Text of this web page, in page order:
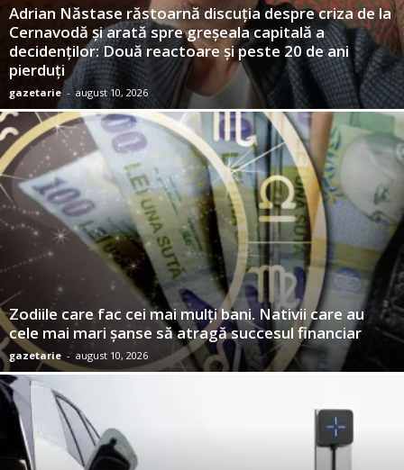
Adrian Năstase răstoarnă discuția despre criza de la
Cernavodă și arată spre greșeala capitală a
decidenților: Două reactoare și peste 20 de ani
pierduți
gazetarie - august 10, 2026
Zodiile care fac cei mai mulți bani. Nativii care au
cele mai mari șanse să atragă succesul financiar
gazetarie - august 10, 2026